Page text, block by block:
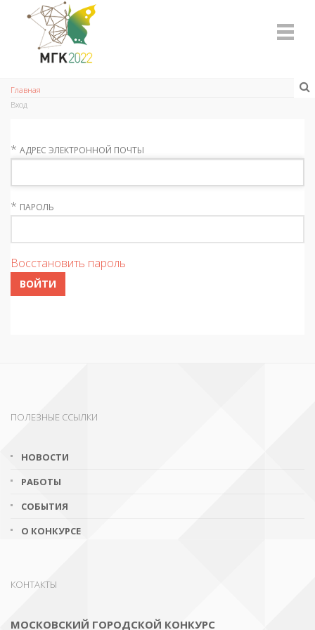
Главная
Вход
* АДРЕС ЭЛЕКТРОННОЙ ПОЧТЫ
* ПАРОЛЬ
Восстановить пароль
ВОЙТИ
ПОЛЕЗНЫЕ ССЫЛКИ
НОВОСТИ
РАБОТЫ
СОБЫТИЯ
О КОНКУРСЕ
КОНТАКТЫ
МОСКОВСКИЙ ГОРОДСКОЙ КОНКУРС